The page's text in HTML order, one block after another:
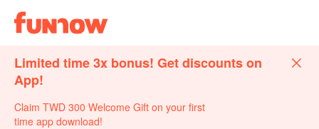
Limited time 3x bonus! Get discounts on
App!
Claim TWD 300 Welcome Gift on your first
time app download!